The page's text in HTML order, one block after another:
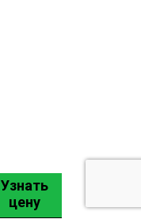
Узнать
цену